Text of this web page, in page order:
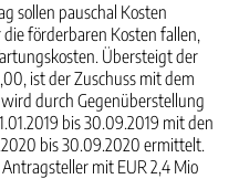
sollen pauschal Kosten
förderbaren Kosten fallen,
Übersteigt der
ist der Zuschuss mit dem
durch Gegenüberstellung
bis 30.09.2019 mit den
bis 30.09.2020 ermittelt.
mit EUR 2,4 Mio